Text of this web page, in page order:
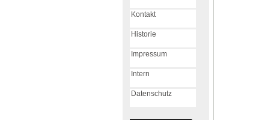
Kontakt
Historie
Impressum
Intern
Datenschutz